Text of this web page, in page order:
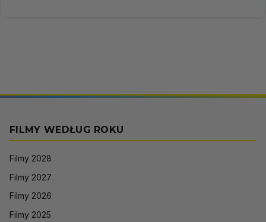
FILMY WEDŁUG ROKU
Filmy 2028
Filmy 2027
Filmy 2026
Filmy 2025